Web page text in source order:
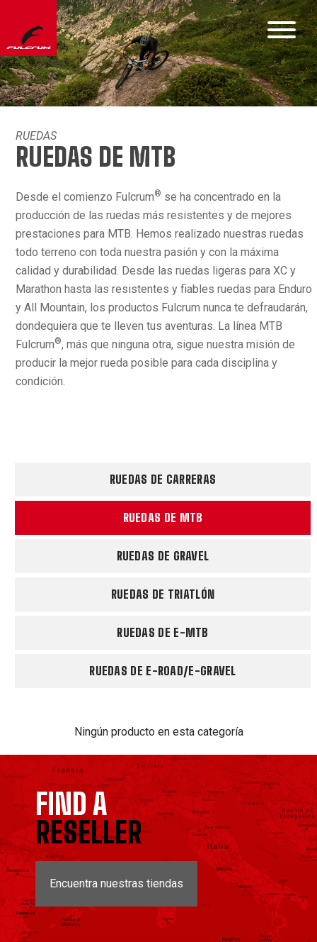
RUEDAS
RUEDAS DE MTB
Desde el comienzo Fulcrum® se ha concentrado en la
producción de las ruedas más resistentes y de mejores
prestaciones para MTB. Hemos realizado nuestras ruedas
todo terreno con toda nuestra pasión y con la máxima
calidad y durabilidad. Desde las ruedas ligeras para XC y
Marathon hasta las resistentes y fiables ruedas para Enduro
y All Mountain, los productos Fulcrum nunca te defraudarán,
dondequiera que te lleven tus aventuras. La línea MTB
Fulcrum®, más que ninguna otra, sigue nuestra misión de
producir la mejor rueda posible para cada disciplina y
condición.
RUEDAS DE CARRERAS
RUEDAS DE MTB
RUEDAS DE GRAVEL
RUEDAS DE TRIATLÓN
RUEDAS DE E-MTB
RUEDAS DE E-ROAD/E-GRAVEL
Ningún producto en esta categoría
FIND A
RESELLER
Encuentra nuestras tiendas